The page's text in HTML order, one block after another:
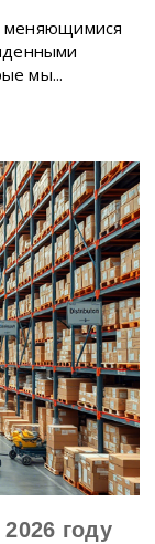
меняющимися
мы...
году